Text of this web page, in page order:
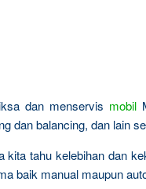
dan menservis mobil
dan balancing, dan lain
kita tahu kelebihan dan
baik manual maupun